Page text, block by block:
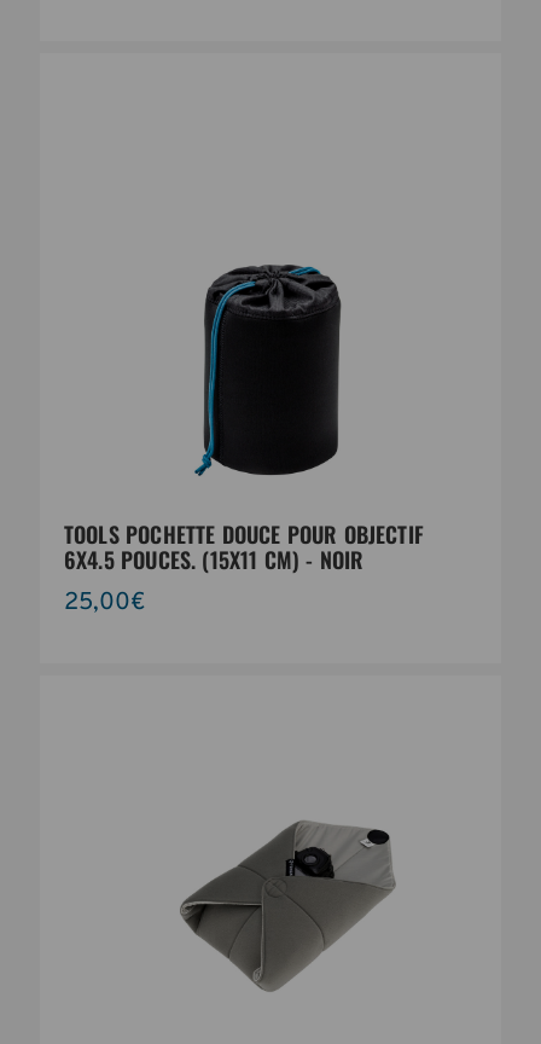
TOOLS POCHETTE DOUCE POUR OBJECTIF
6X4.5 POUCES. (15X11 CM) - NOIR
25,00€